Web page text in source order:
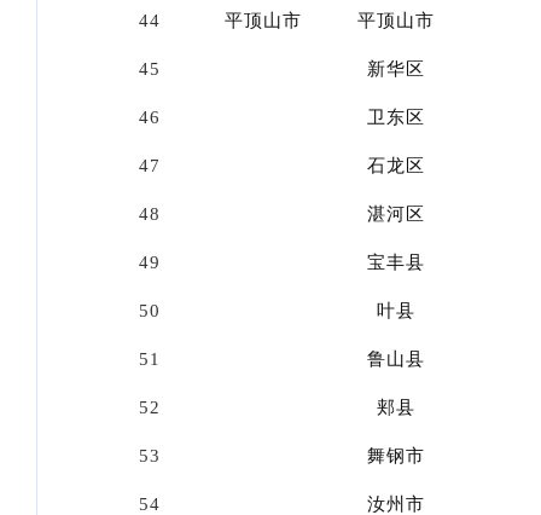
44 平顶山市 平顶山市
45 新华区
46 卫东区
47 石龙区
48 湛河区
49 宝丰县
50 叶县
51 鲁山县
52 郏县
53 舞钢市
54 汝州市